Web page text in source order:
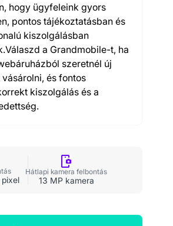
hogy ügyfeleink gyors
pontos tájékoztatásban és
kiszolgálásban
a Grandmobile-t, ha
szeretnél új
és fontos
kiszolgálás és a
Hátlapi kamera felbontás
13 MP kamera